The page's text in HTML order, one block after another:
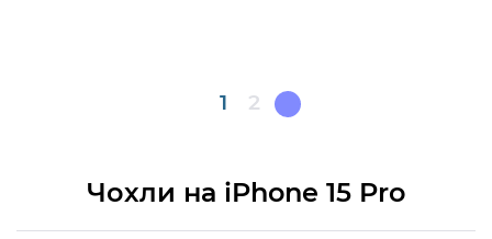
Поточна
сторінка
1 Page
2
Чохли на iPhone 15 Pro